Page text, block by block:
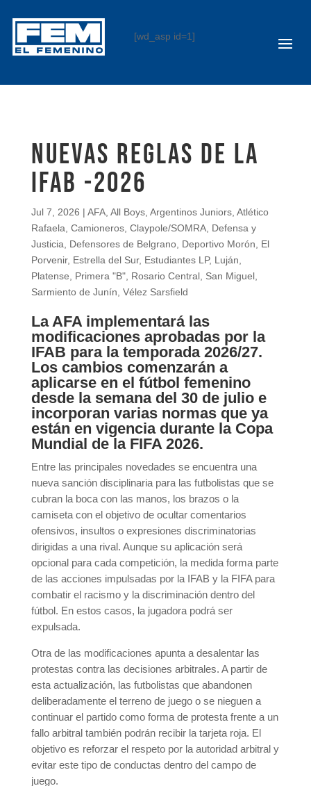
[wd_asp id=1]
NUEVAS REGLAS DE LA
IFAB -2026
Jul 7, 2026 | AFA, All Boys, Argentinos Juniors, Atlético
Rafaela Camioneros, Claypole/SOMRA, Defensa y
Justicia
Defensores de Belgrano, Deportivo Morón
El
Porvenir, Estrella del Sur, Estudiantes LP, Luján
Platense
Primera "B", Rosario Central, San Miguel,
Sarmiento de Junín Vélez Sarsfield
La AFA implementará las
modificaciones aprobadas por la
IFAB para la temporada 2026/27.
Los cambios comenzarán a
aplicarse en el fútbol femenino
desde la semana del 30 de julio e
incorporan varias normas que ya
están en vigencia durante la Copa
Mundial de la FIFA 2026.
Entre las principales novedades se encuentra una
nueva sanción disciplinaria para las futbolistas que se
cubran la boca con las manos, los brazos o la
camiseta con el objetivo de ocultar comentarios
ofensivos, insultos o expresiones discriminatorias
dirigidas a una rival. Aunque su aplicación será
opcional para cada competición, la medida forma parte
de las acciones impulsadas por la IFAB y la FIFA para
combatir el racismo y la discriminación dentro del
fútbol. En estos casos, la jugadora podrá ser
expulsada.
Otra de las modificaciones apunta a desalentar las
protestas contra las decisiones arbitrales. A partir de
esta actualización, las futbolistas que abandonen
deliberadamente el terreno de juego o se nieguen a
continuar el partido como forma de protesta frente a un
fallo arbitral también podrán recibir la tarjeta roja. El
objetivo es reforzar el respeto por la autoridad arbitral y
evitar este tipo de conductas dentro del campo de
juego.